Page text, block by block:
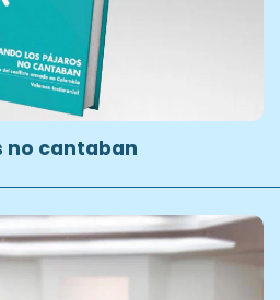
no cantaban